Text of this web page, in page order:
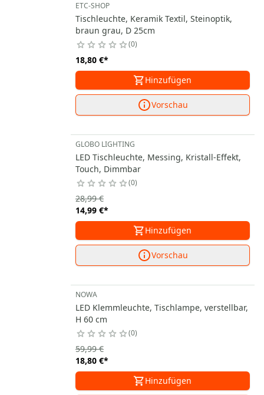
ETC-SHOP
Tischleuchte, Keramik Textil, Steinoptik,
braun grau, D 25cm
0
18,80 €*
Hinzufügen
Vorschau
GLOBO LIGHTING
LED Tischleuchte, Messing, Kristall-Effekt,
Touch, Dimmbar
0
14,99 €*
28,99 €
Hinzufügen
Vorschau
NOWA
LED Klemmleuchte, Tischlampe, verstellbar,
H 60 cm
0
18,80 €*
59,99 €
Hinzufügen